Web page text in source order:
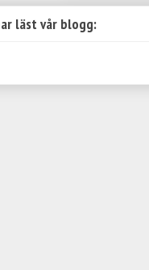
läst vår blogg: